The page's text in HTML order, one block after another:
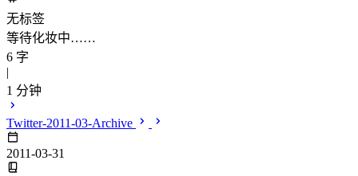
无标签
等待化妆中……
6 字
|
1 分钟
Twitter-2011-03-Archive
2011-03-31